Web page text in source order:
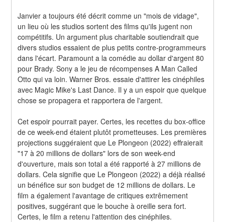
Janvier a toujours été décrit comme un "mois de vidage",
un lieu où les studios sortent des films qu'ils jugent non
compétitifs. Un argument plus charitable soutiendrait que
divers studios essaient de plus petits contre-programmeurs
dans l'écart. Paramount a la comédie au dollar d'argent 80
pour Brady. Sony a le jeu de récompenses A Man Called
Otto qui va loin. Warner Bros. essaie d'attirer les cinéphiles
avec Magic Mike's Last Dance. Il y a un espoir que quelque
chose se propagera et rapportera de l'argent.
Cet espoir pourrait payer. Certes, les recettes du box-office
de ce week-end étaient plutôt prometteuses. Les premières
projections suggéraient que Le Plongeon (2022) effraierait
"17 à 20 millions de dollars" lors de son week-end
d'ouverture, mais son total a été rapporté à 27 millions de
dollars. Cela signifie que Le Plongeon (2022) a déjà réalisé
un bénéfice sur son budget de 12 millions de dollars. Le
film a également l'avantage de critiques extrêmement
positives, suggérant que le bouche à oreille sera fort.
Certes, le film a retenu l'attention des cinéphiles.